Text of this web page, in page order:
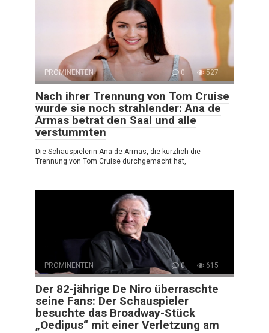
PROMINENTEN 0 527
Nach ihrer Trennung von Tom Cruise
wurde sie noch strahlender: Ana de
Armas betrat den Saal und alle
verstummten
Die Schauspielerin Ana de Armas, die kürzlich die
Trennung von Tom Cruise durchgemacht hat,
PROMINENTEN 0 615
Der 82-jährige De Niro überraschte
seine Fans: Der Schauspieler
besuchte das Broadway-Stück
„Oedipus“ mit einer Verletzung am